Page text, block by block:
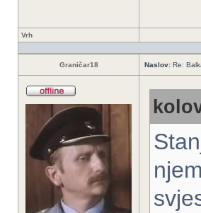
Vrh
Graničar18 Naslov: Re: